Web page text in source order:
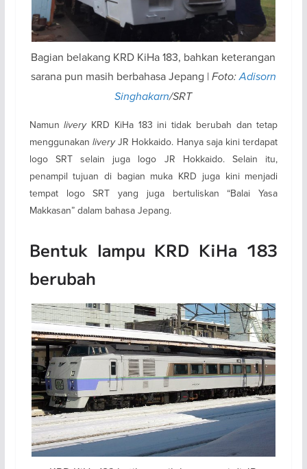
Bagian belakang KRD KiHa 183, bahkan keterangan
sarana pun masih berbahasa Jepang | Foto:Adisorn
Singhakarn/SRT
NamunliveryKRD KiHa 183 ini tidak berubah dan tetap
menggunakan liveryJR Hokkaido. Hanya saja kini terdapat
logo SRT selain juga logo JR Hokkaido. Selain itu,
penampil tujuan di bagian muka KRD juga kini menjadi
tempat logo SRT yang juga bertuliskan “Balai Yasa
Makkasan” dalam bahasa Jepang.
Bentuk lampu KRD KiHa 183
berubah